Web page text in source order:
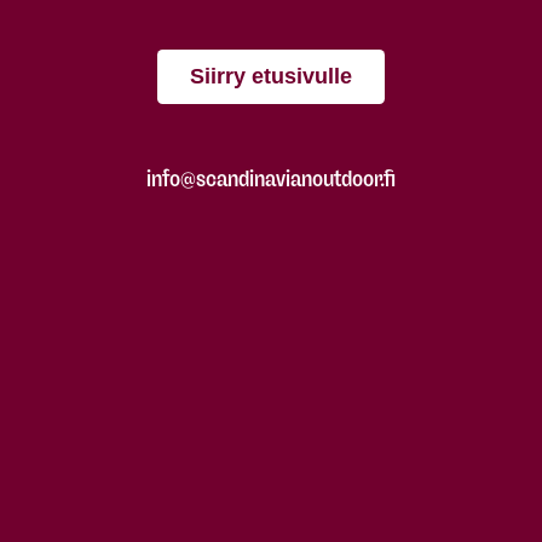
Siirry etusivulle
info@scandinavianoutdoor.fi